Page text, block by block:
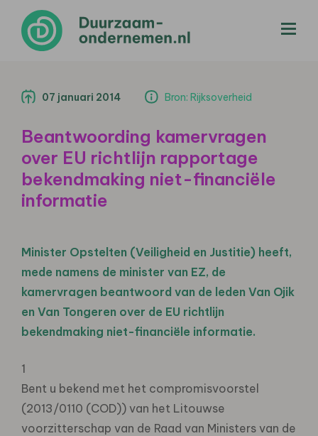
07 januari 2014 Bron: Rijksoverheid
Beantwoording kamervragen
over EU richtlijn rapportage
bekendmaking niet-financiële
informatie
Minister Opstelten (Veiligheid en Justitie) heeft,
mede namens de minister van EZ, de
kamervragen beantwoord van de leden Van Ojik
en Van Tongeren over de EU richtlijn
bekendmaking niet-financiële informatie.
1
Bent u bekend met het compromisvoorstel
(2013/0110 (COD)) van het Litouwse
voorzitterschap van de Raad van Ministers van de